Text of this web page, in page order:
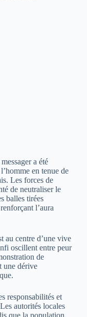
a été
en tenue de
Les forces de
de neutraliser le
balles tirées
l’aura
au centre d’une vive
oscillent entre peur
de
une dérive
responsabilités et
autorités locales
que la population